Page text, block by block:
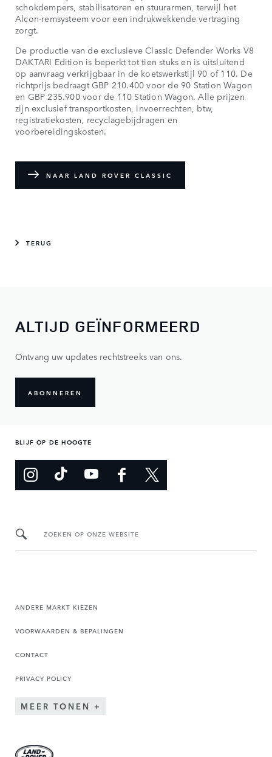
schokdempers, stabilisatoren en stuurarmen, terwijl het
Alcon-remsysteem voor een indrukwekkende vertraging
zorgt.
De productie van de exclusieve Classic Defender Works V8
DAKTARI Edition is beperkt tot tien stuks en is uitsluitend
op aanvraag verkrijgbaar in de koetswerkstijl 90 of 110. De
richtprijs bedraagt GBP 210.400 voor de 90 Station Wagon
en GBP 235.900 voor de 110 Station Wagon. Alle prijzen
zijn exclusief transportkosten, invoerrechten, btw,
registratiekosten, recyclagebijdragen en
voorbereidingskosten.
NAAR LAND ROVER CLASSIC
TERUG
ALTIJD GEÏNFORMEERD
Ontvang uw updates rechtstreeks van ons.
ABONNEREN
BLIJF OP DE HOOGTE
ZOEKEN OP ONZE WEBSITE
ANDERE MARKT KIEZEN
VOORWAARDEN & BEPALINGEN
CONTACT
PRIVACY POLICY
MEER TONEN